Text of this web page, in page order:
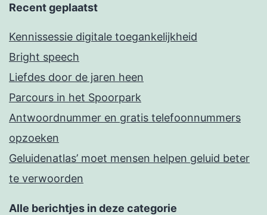
Recent geplaatst
Kennissessie digitale toegankelijkheid
Bright speech
Liefdes door de jaren heen
Parcours in het Spoorpark
Antwoordnummer en gratis telefoonnummers
opzoeken
Geluidenatlas’ moet mensen helpen geluid beter
te verwoorden
Alle berichtjes in deze categorie